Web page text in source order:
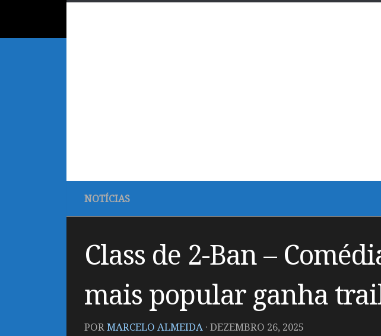
NOTÍCIAS
Class de 2-Ban –
mais popular ganha
PORMARCELO ALMEIDA · DEZEMBRO 26, 2025